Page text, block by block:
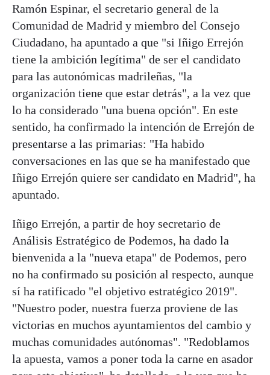
Ramón Espinar, el secretario general de la
Comunidad de Madrid y miembro del Consejo
Ciudadano, ha apuntado a que "si Iñigo Errejón
tiene la ambición legítima" de ser el candidato
para las autonómicas madrileñas, "la
organización tiene que estar detrás", a la vez que
lo ha considerado "una buena opción". En este
sentido, ha confirmado la intención de Errejón de
presentarse a las primarias: "Ha habido
conversaciones en las que se ha manifestado que
Iñigo Errejón quiere ser candidato en Madrid", ha
apuntado.
Iñigo Errejón, a partir de hoy secretario de
Análisis Estratégico de Podemos, ha dado la
bienvenida a la "nueva etapa" de Podemos, pero
no ha confirmado su posición al respecto, aunque
sí ha ratificado "el objetivo estratégico 2019".
"Nuestro poder, nuestra fuerza proviene de las
victorias en muchos ayuntamientos del cambio y
muchas comunidades autónomas". "Redoblamos
la apuesta, vamos a poner toda la carne en asador